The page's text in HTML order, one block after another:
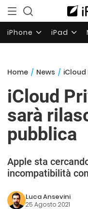
iPhone iPad
Home / News / iCloud
iCloud
sarà
pubblica
Apple sta
incompatibilità
Luca Ansevini
25 Agosto 2021